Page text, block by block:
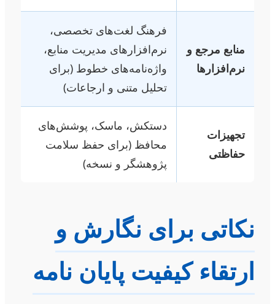
منابع مرجع و
نرم‌افزارها
فرهنگ لغت‌های تخصصی،
نرم‌افزارهای مدیریت منابع،
واژه‌نامه‌های خطوط (برای
تحلیل متنی و ارجاعات)
تجهیزات
حفاظتی
دستکش، ماسک، پوشش‌های
محافظ (برای حفظ سلامت
پژوهشگر و نسخه)
نکاتی برای نگارش و
ارتقاء کیفیت پایان نامه